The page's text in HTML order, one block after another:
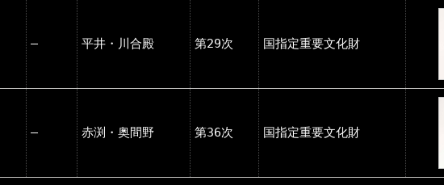
― 平井・川合殿 第29次 国指定重要文化財
― 赤渕・奥間野 第36次 国指定重要文化財